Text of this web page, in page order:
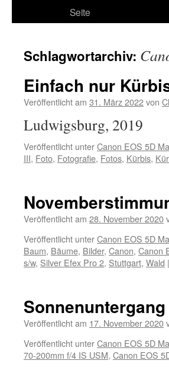
Seite
Schlagwortarchiv:
Einfach nur
Veröffentlicht am 31. März 2022von
Ludwigsburg, 2019
Veröffentlicht unterCanon EOS 5D
III, Foto, Fotografie, Fotos, Kürbis,
Veröffentlicht am 28. November 2020
Veröffentlicht unterCanon EOS 5D
Baum, Bäume, Bilder, Canon, Canon
s/w, Silver Efex Pro 2, Stuttgart, Wald |
Sonnenuntergang
Veröffentlicht am 17. November 2020
Veröffentlicht unterCanon EOS 5D
70-200mm f/4 IS USM, Canon EOS